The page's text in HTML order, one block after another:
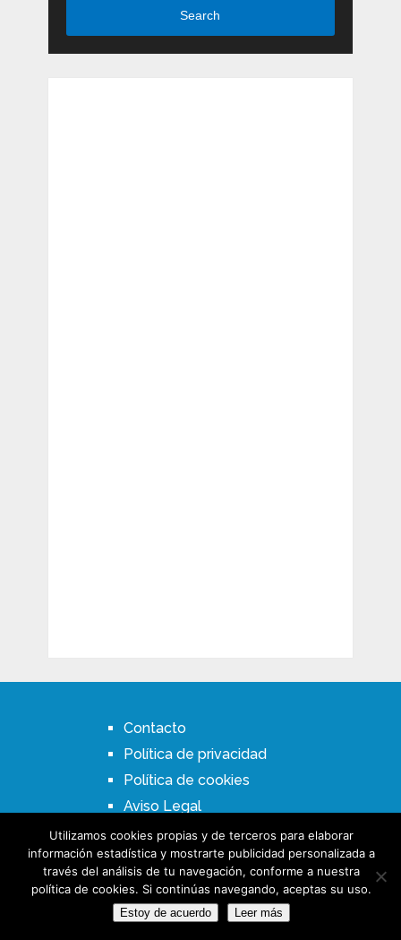
Search
Contacto
Política de privacidad
Política de cookies
Aviso Legal
Erradica.comCopyright © 2026.
Utilizamos cookies propias y de terceros para elaborar
información estadística y mostrarte publicidad personalizada a
través del análisis de tu navegación, conforme a nuestra
política de cookies. Si continúas navegando, aceptas su uso.
Estoy de acuerdo Leer más